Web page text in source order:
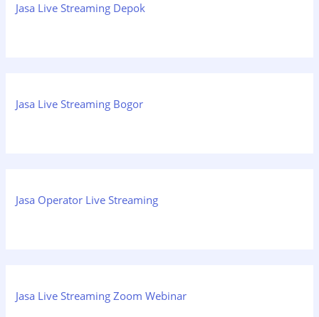
Jasa Live Streaming Depok
Jasa Live Streaming Bogor
Jasa Operator Live Streaming
Jasa Live Streaming Zoom Webinar